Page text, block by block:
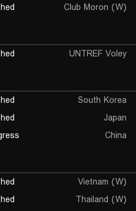
Club Moron (W)
UNTREF Voley
South Korea
Japan
China
Vietnam (W)
Thailand (W)